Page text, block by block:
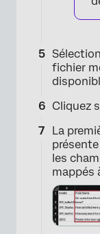
fichier
Cliquez
La
les
mappés